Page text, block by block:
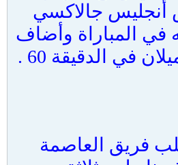
أنجليس جالاكسي
في المباراة وأضاف
في الدقيقة 60 .
فريق العاصمة